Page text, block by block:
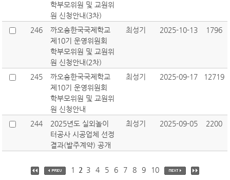
학부모위원 및 교원위
원 신청안내(3차)
246
까오숑한국국제학교
제10기 운영위원회
학부모위원 및 교원위
원 신청안내(2차)
최성기 2025-10-13 1796
245
까오숑한국국제학교
제10기 운영위원회
학부모위원 및 교원위
원 신청안내
최성기 2025-09-17 12719
244
2025년도 실외놀이
터공사 시공업체 선정
결과(발주계약) 공개
최성기 2025-09-05 2200
1 2 3 4 5 6 7 8 9 10